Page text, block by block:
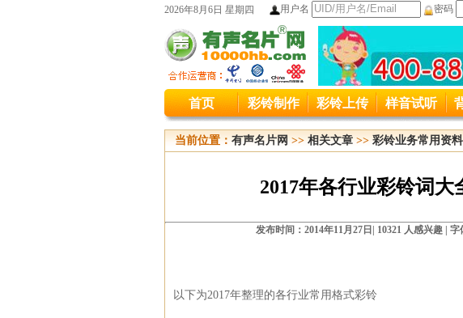
2026年8月6日 星期四 用户名 密码
本站统一服务热线变更公
本站原400接入号码4006889027
首页 彩铃制作 彩铃上传 样音试听
当前位置：有声名片网>>相关文章>>彩铃业务常用资
2017年各行业彩铃词大
发布时间：2014年11月27日| 10321 人感兴趣 | 字
以下为2017年整理的各行业常用格式彩铃